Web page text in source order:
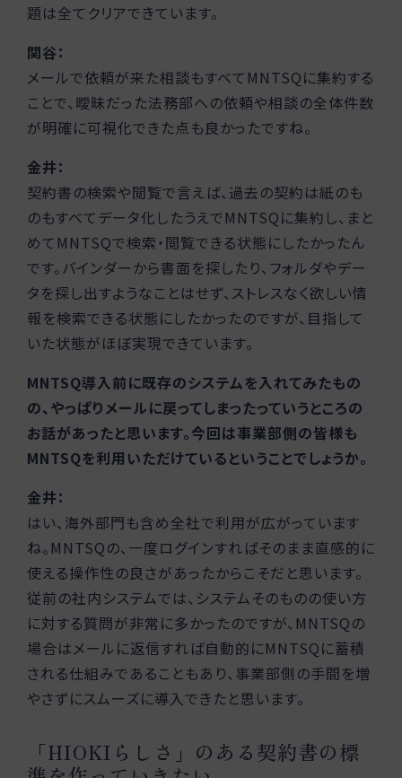
題は全てクリアできています。
関谷：
メールで依頼が来た相談もすべてMNTSQに集約する
ことで、曖昧だった法務部への依頼や相談の全体件数
が明確に可視化できた点も良かったですね。
金井：
契約書の検索や閲覧で言えば、過去の契約は紙のも
のもすべてデータ化したうえでMNTSQに集約し、まと
めてMNTSQで検索・閲覧できる状態にしたかったん
です。バインダーから書面を探したり、フォルダやデー
タを探し出すようなことはせず、ストレスなく欲しい情
報を検索できる状態にしたかったのですが、目指して
いた状態がほぼ実現できています。
MNTSQ導入前に既存のシステムを入れてみたもの
の、やっぱりメールに戻ってしまったっていうところの
お話があったと思います。今回は事業部側の皆様も
MNTSQを利用いただけているということでしょうか。
金井：
はい、海外部門も含め全社で利用が広がっています
ね。MNTSQの、一度ログインすればそのまま直感的に
使える操作性の良さがあったからこそだと思います。
従前の社内システムでは、システムそのものの使い方
に対する質問が非常に多かったのですが、MNTSQの
場合はメールに返信すれば自動的にMNTSQに蓄積
される仕組みであることもあり、事業部側の手間を増
やさずにスムーズに導入できたと思います。
「HIOKIらしさ」のある契約書の標